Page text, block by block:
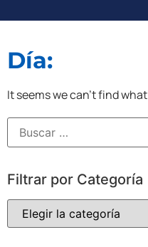
Día:
It seems we can't find
Filtrar por Categoría